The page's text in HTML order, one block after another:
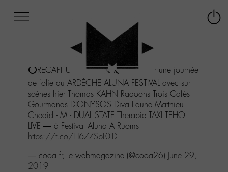
menu
Aller
au
contenu
Aller
recherche
⭕️RÉCAPITULATIF ALUNA⭕️ retour sur une journée
de folie au ARDÈCHE ALUNA FESTIVAL avec sur
scènes hier Thomas KAHN Raqoons Trois Cafés
Gourmands DIONYSOS Diva Faune Matthieu
Chedid - M - DUAL STATE Therapie TAXI TEHO
LIVE — à Festival Aluna A Ruoms
https://t.co/H67ZSpL0lD
— cooa.fr, le webmagazine (@cooa26) June 29,
2019